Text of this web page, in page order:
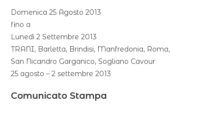
Domenica 25 Agosto 2013
fino a
Lunedì 2 Settembre 2013
TRANI, Barletta, Brindisi, Manfredonia, Roma,
San Nicandro Garganico, Sogliano Cavour
25 agosto – 2 settembre 2013
Comunicato Stampa